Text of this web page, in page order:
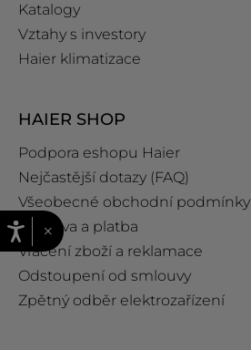
Katalogy
Vztahy s investory
Haier klimatizace
HAIER SHOP
Podpora eshopu Haier
Nejčastější dotazy (FAQ)
Všeobecné obchodní podmínky
Doprava a platba
Vrácení zboží a reklamace
Odstoupení od smlouvy
Zpětný odběr elektrozařízení
×